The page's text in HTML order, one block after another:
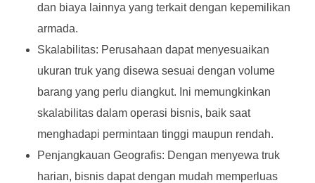
dan biaya lainnya yang terkait dengan kepemilikan
armada.
Skalabilitas: Perusahaan dapat menyesuaikan
ukuran truk yang disewa sesuai dengan volume
barang yang perlu diangkut. Ini memungkinkan
skalabilitas dalam operasi bisnis, baik saat
menghadapi permintaan tinggi maupun rendah.
Penjangkauan Geografis: Dengan menyewa truk
harian, bisnis dapat dengan mudah memperluas